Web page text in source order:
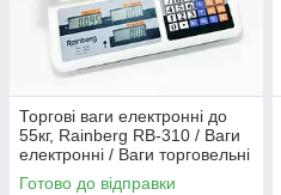
Торгові ваги електронні до
55кг, Rainberg RB-310 / Ваги
електронні / Ваги торговельні
Готово до відправки